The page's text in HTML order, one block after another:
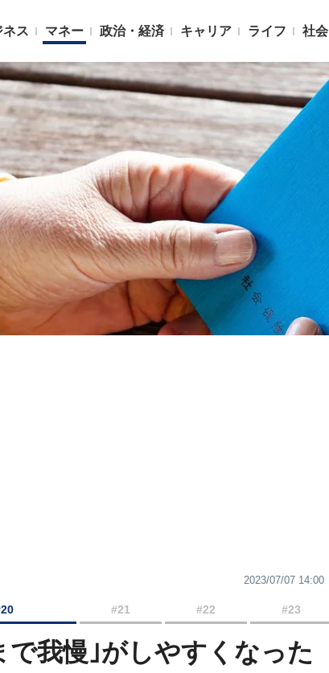
ネス マネー 政治・経済 キャリア ライフ 社会
2023/07/07 14:00
#21 #22 #23
で我慢｣がしやすくなった